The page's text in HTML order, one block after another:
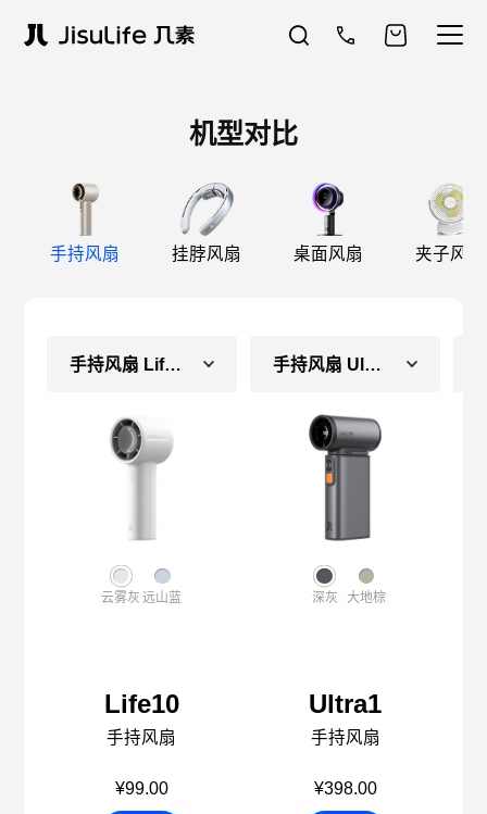
机型对比
手持风扇 挂脖风扇 桌面风扇 夹子风扇
手持风扇 Life10
云雾灰 远山蓝
Life10
手持风扇
¥99.00
手持风扇 Ultra1
深灰 大地棕
Ultra1
手持风扇
¥398.00